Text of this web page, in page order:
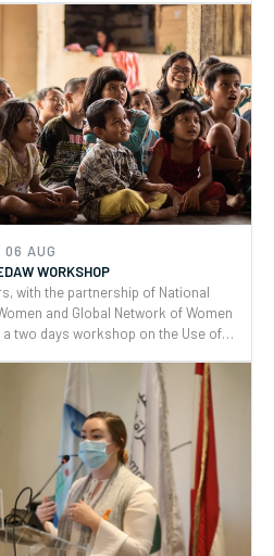
06 AUG
WORKSHOP
with the partnership of National
and Global Network of Women
two days workshop on the Use of
(GRs) 30 and for Monitoring,
of the Women, Peace, and
and CEDAW.
WORKSHOP
with the partnership of National
and Global Network of Women
two days workshop on the Use of